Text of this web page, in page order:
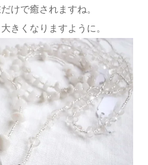
けで癒されますね。
きくなりますように。